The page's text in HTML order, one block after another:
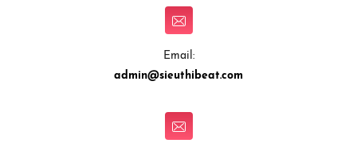
Email:
admin@sieuthibeat.com